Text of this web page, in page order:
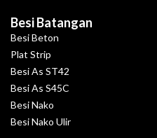
Besi Batangan
Besi Beton
Plat Strip
Besi As ST42
Besi As S45C
Besi Nako
Besi Nako Ulir